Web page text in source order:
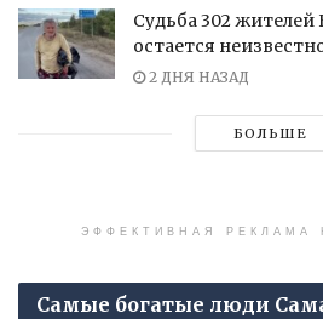
Судьба 302 жителей
остается
2 ДНЯ НАЗАД
БОЛЬШЕ
ЭФФЕКТИВНАЯ РЕКЛАМА
Самые богатые люди